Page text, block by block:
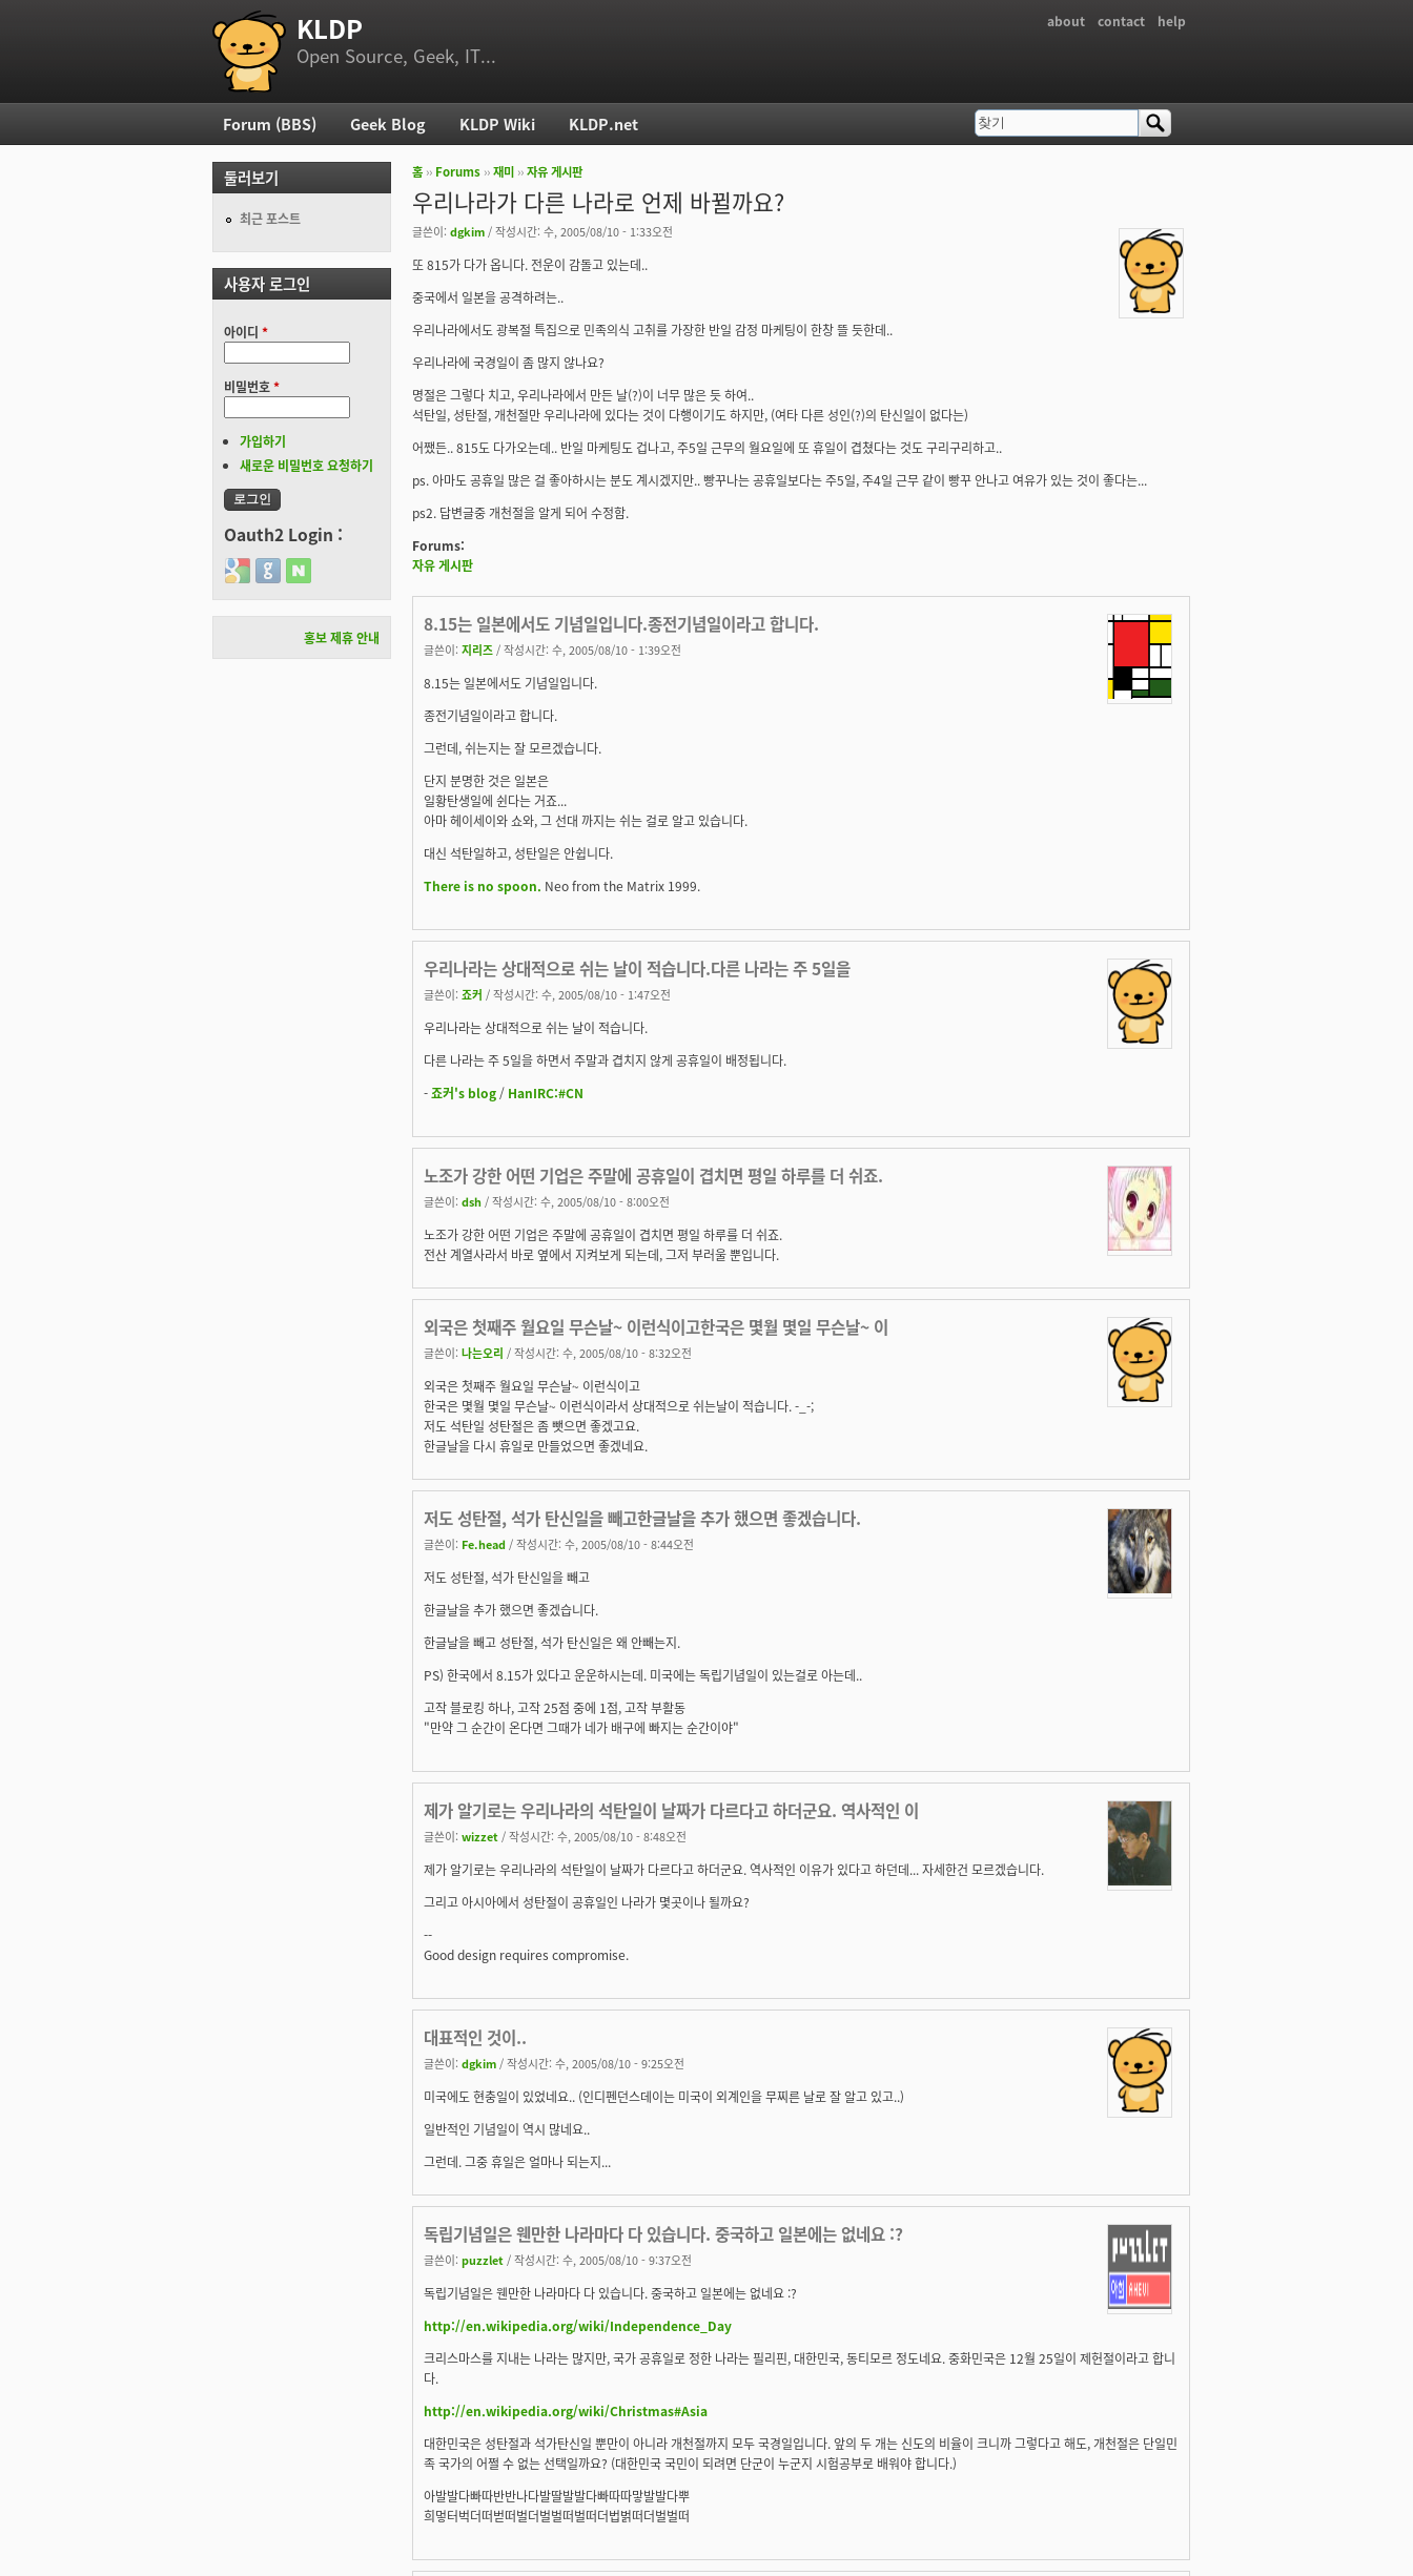
부 메뉴
about contact help
KLDP
Open Source, Geek, IT...
현재 위치
홈 ›› Forums ››재미 ››자유 게시판
우리나라가 다른 나라로 언제 바뀔까요?
글쓴이: dgkim / 작성시간: 수, 2005/08/10 - 1:33오전
또 815가 다가 옵니다. 전운이 감돌고 있는데..
중국에서 일본을 공격하려는..
우리나라에서도 광복절 특집으로 민족의식 고취를 가장한 반일 감정 마케팅이 한창 뜰 듯한데..
우리나라에 국경일이 좀 많지 않나요?
명절은 그렇다 치고, 우리나라에서 만든 날(?)이 너무 많은 듯 하여..
석탄일, 성탄절, 개천절만 우리나라에 있다는 것이 다행이기도 하지만, (여타 다른 성인(?)의 탄신일이 없다는)
어쨌든.. 815도 다가오는데.. 반일 마케팅도 겁나고, 주5일 근무의 월요일에 또 휴일이 겹쳤다는 것도 구리구리하고..
ps. 아마도 공휴일 많은 걸 좋아하시는 분도 계시겠지만.. 빵꾸나는 공휴일보다는 주5일, 주4일 근무 같이 빵꾸 안나고 여유가 있는 것이 좋다는...
ps2. 답변글중 개천절을 알게 되어 수정함.
Forums:
자유 게시판
8.15는 일본에서도 기념일입니다.종전기념일이라고 합니다.
글쓴이: 지리즈 / 작성시간: 수, 2005/08/10 - 1:39오전
8.15는 일본에서도 기념일입니다.
종전기념일이라고 합니다.
그런데, 쉬는지는 잘 모르겠습니다.
단지 분명한 것은 일본은
일황탄생일에 쉰다는 거죠...
아마 헤이세이와 쇼와, 그 선대 까지는 쉬는 걸로 알고 있습니다.
대신 석탄일하고, 성탄일은 안쉽니다.
There is no spoon. Neo from the Matrix 1999.
우리나라는 상대적으로 쉬는 날이 적습니다.다른 나라는 주 5일을
글쓴이: 죠커 / 작성시간: 수, 2005/08/10 - 1:47오전
우리나라는 상대적으로 쉬는 날이 적습니다.
다른 나라는 주 5일을 하면서 주말과 겹치지 않게 공휴일이 배정됩니다.
-죠커's blog / HanIRC:#CN
노조가 강한 어떤 기업은 주말에 공휴일이 겹치면 평일 하루를 더 쉬죠.
글쓴이: dsh / 작성시간: 수, 2005/08/10 - 8:00오전
노조가 강한 어떤 기업은 주말에 공휴일이 겹치면 평일 하루를 더 쉬죠.
전산 계열사라서 바로 옆에서 지켜보게 되는데, 그저 부러울 뿐입니다.
외국은 첫째주 월요일 무슨날~ 이런식이고한국은 몇월 몇일 무슨날~ 이
글쓴이: 나는오리 / 작성시간: 수, 2005/08/10 - 8:32오전
외국은 첫째주 월요일 무슨날~ 이런식이고
한국은 몇월 몇일 무슨날~ 이런식이라서 상대적으로 쉬는날이 적습니다. -_-;
저도 석탄일 성탄절은 좀 뺏으면 좋겠고요.
한글날을 다시 휴일로 만들었으면 좋겠네요.
저도 성탄절, 석가 탄신일을 빼고한글날을 추가 했으면 좋겠습니다.
글쓴이: Fe.head / 작성시간: 수, 2005/08/10 - 8:44오전
저도 성탄절, 석가 탄신일을 빼고
한글날을 추가 했으면 좋겠습니다.
한글날을 빼고 성탄절, 석가 탄신일은 왜 안빼는지.
PS) 한국에서 8.15가 있다고 운운하시는데. 미국에는 독립기념일이 있는걸로 아는데..
고작 블로킹 하나, 고작 25점 중에 1점, 고작 부활동
"만약 그 순간이 온다면 그때가 네가 배구에 빠지는 순간이야"
제가 알기로는 우리나라의 석탄일이 날짜가 다르다고 하더군요. 역사적인 이
글쓴이: wizzet / 작성시간: 수, 2005/08/10 - 8:48오전
제가 알기로는 우리나라의 석탄일이 날짜가 다르다고 하더군요. 역사적인 이유가 있다고 하던데... 자세한건 모르겠습니다.
그리고 아시아에서 성탄절이 공휴일인 나라가 몇곳이나 될까요?
--
Good design requires compromise.
대표적인 것이..
글쓴이: dgkim / 작성시간: 수, 2005/08/10 - 9:25오전
미국에도 현충일이 있었네요.. (인디펜던스데이는 미국이 외계인을 무찌른 날로 잘 알고 있고..)
일반적인 기념일이 역시 많네요..
그런데. 그중 휴일은 얼마나 되는지...
독립기념일은 웬만한 나라마다 다 있습니다. 중국하고 일본에는 없네요 :?
글쓴이: puzzlet / 작성시간: 수, 2005/08/10 - 9:37오전
독립기념일은 웬만한 나라마다 다 있습니다. 중국하고 일본에는 없네요 :?
http://en.wikipedia.org/wiki/Independence_Day
크리스마스를 지내는 나라는 많지만, 국가 공휴일로 정한 나라는 필리핀, 대한민국, 동티모르 정도네요. 중화민국은 12월 25일이 제헌절이라고 합니
다.
http://en.wikipedia.org/wiki/Christmas#Asia
대한민국은 성탄절과 석가탄신일 뿐만이 아니라개천절까지 모두 국경일입니다. 앞의 두 개는 신도의 비율이 크니까 그렇다고 해도, 개천절은 단일민
족 국가의 어쩔 수 없는 선택일까요? (대한민국 국민이 되려면 단군이 누군지 시험공부로 배워야 합니다.)
아발발다빠따반반나다발딸발발다빠따따맣발발다뿌
희멓터벅더떠벋떠벌더벌벌떠벌떠더법벍떠더벌벌떠
주 메뉴
Forum (BBS) Geek Blog KLDP Wiki KLDP.net 검색 폼
찾기
둘러보기
최근 포스트
사용자 로그인
아이디 *
비밀번호*
가입하기
새로운 비밀번호 요청하기
Oauth2 Login :
Login with Google
Login with GitHub
Login with Naver
홍보 제휴 안내